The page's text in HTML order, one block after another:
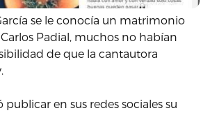
se le conocía un matrimonio
Padial, muchos no habían
de que la cantautora
en sus redes sociales su